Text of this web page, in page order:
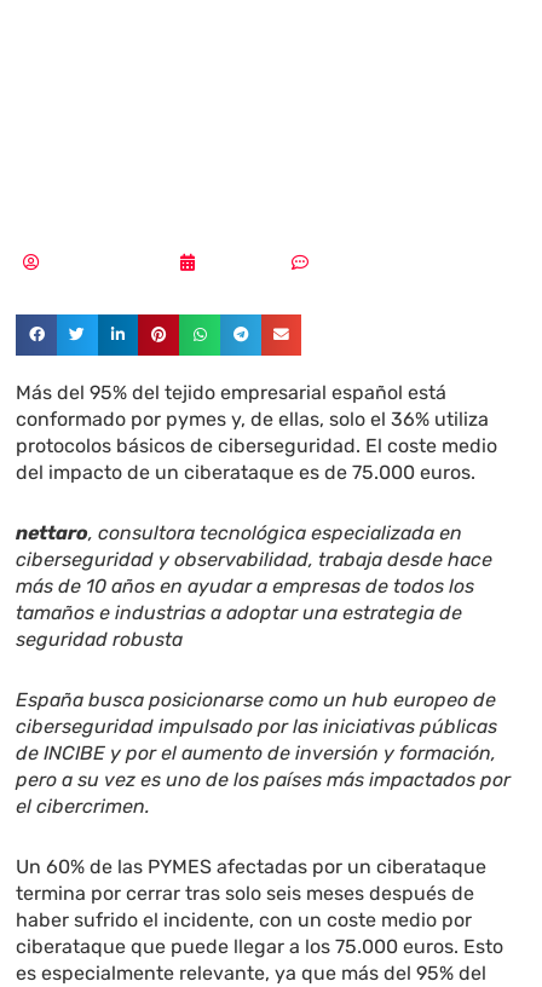
Más del 95% del tejido empresarial español está
conformado por pymes y, de ellas, solo el 36% utiliza
protocolos básicos de ciberseguridad. El coste medio
del impacto de un ciberataque es de 75.000 euros.
nettaro, consultora tecnológica especializada en
ciberseguridad y observabilidad, trabaja desde hace
más de 10 años en ayudar a empresas de todos los
tamaños e industrias a adoptar una estrategia de
seguridad robusta
España busca posicionarse como un hub europeo de
ciberseguridad impulsado por las iniciativas públicas
de INCIBE y por el aumento de inversión y formación,
pero a su vez es uno de los países más impactados por
el cibercrimen.
Un 60% de las PYMES afectadas por un ciberataque
termina por cerrar tras solo seis meses después de
haber sufrido el incidente, con un coste medio por
ciberataque que puede llegar a los 75.000 euros. Esto
es especialmente relevante, ya que más del 95% del